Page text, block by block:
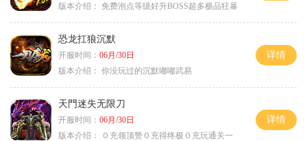
版本介绍： 免费泡点等级好升BOSS超多极品狂暴
恐龙扛狼沉默
开服时间： 06月/30日
版本介绍： 你没玩过的沉默嘟嘟武易
详情
天門迷失无限刀
开服时间： 06月/30日
版本介绍：
０充领顶赞０充得终极０充玩通关一
详情